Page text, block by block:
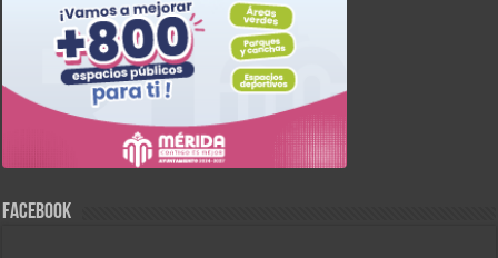
FACEBOOK